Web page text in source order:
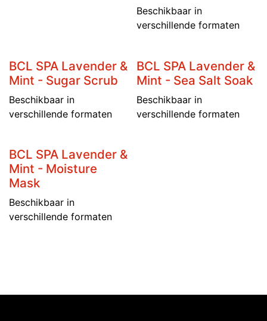
Beschikbaar in
verschillende formaten
BCL SPA Lavender &
Mint - Sugar Scrub
Beschikbaar in
verschillende formaten
BCL SPA Lavender &
Mint - Sea Salt Soak
Beschikbaar in
verschillende formaten
BCL SPA Lavender &
Mint - Moisture
Mask
Beschikbaar in
verschillende formaten